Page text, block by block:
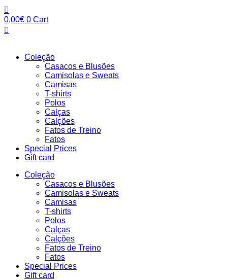
Pular
para
o
conteúdo
0,00€ 0 Cart
Coleção
Casacos e Blusões
Camisolas e Sweats
Camisas
T-shirts
Polos
Calças
Calções
Fatos de Treino
Fatos
Special Prices
Gift card
Coleção
Casacos e Blusões
Camisolas e Sweats
Camisas
T-shirts
Polos
Calças
Calções
Fatos de Treino
Fatos
Special Prices
Gift card